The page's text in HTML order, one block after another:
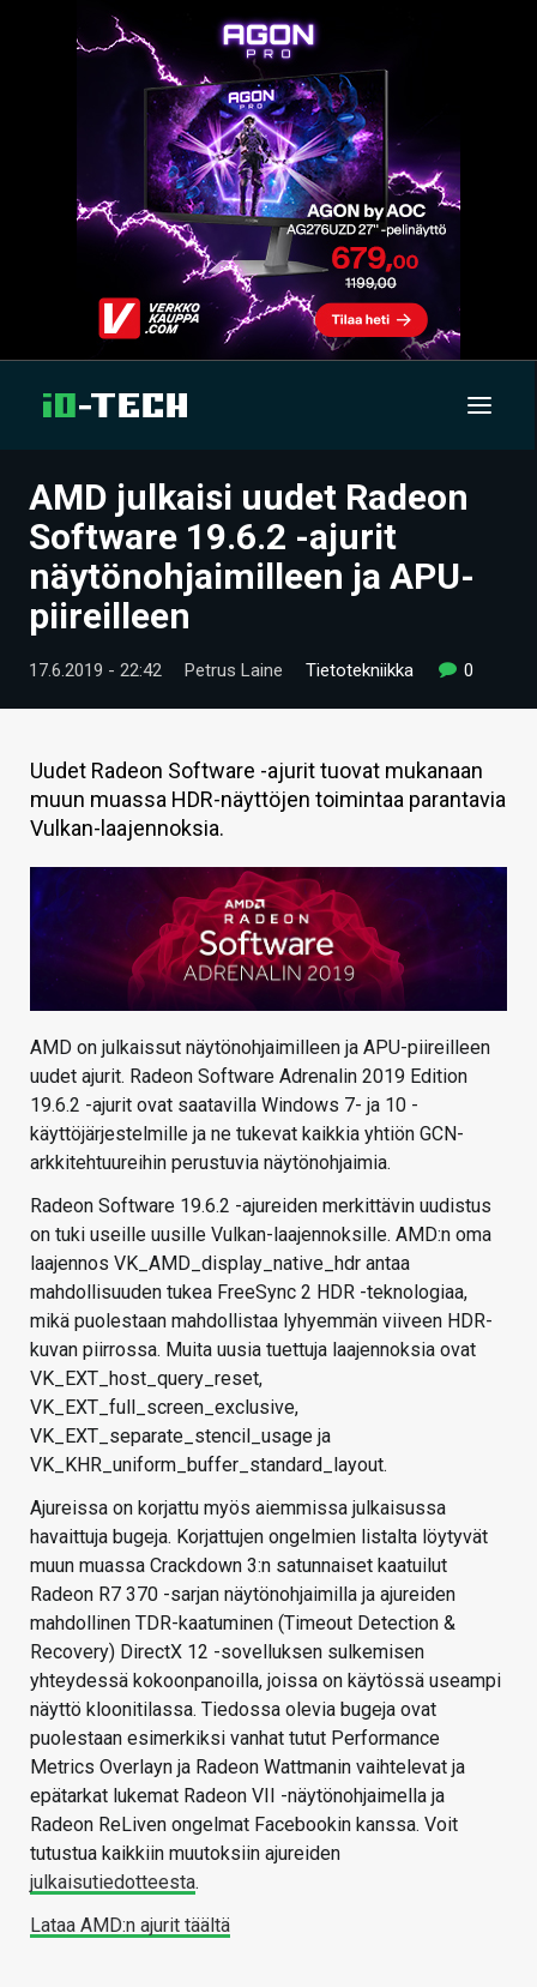
UUTISET
ARTIKKELIT
VIDEOT
TECHBBS
HINTA.FI
KAUPPA
VAIHDA TEEMA
HAKU
AMD julkaisi uudet Radeon
Software 19.6.2 -ajurit
näytönohjaimilleen ja APU-
piireilleen
17.6.2019 - 22:42 Petrus Laine Tietotekniikka 0
Uudet Radeon Software -ajurit tuovat mukanaan
muun muassa HDR-näyttöjen toimintaa parantavia
Vulkan-laajennoksia.
AMD on julkaissut näytönohjaimilleen ja APU-piireilleen
uudet ajurit. Radeon Software Adrenalin 2019 Edition
19.6.2 -ajurit ovat saatavilla Windows 7- ja 10 -
käyttöjärjestelmille ja ne tukevat kaikkia yhtiön GCN-
arkkitehtuureihin perustuvia näytönohjaimia.
Radeon Software 19.6.2 -ajureiden merkittävin uudistus
on tuki useille uusille Vulkan-laajennoksille. AMD:n oma
laajennos VK_AMD_display_native_hdr antaa
mahdollisuuden tukea FreeSync 2 HDR -teknologiaa,
mikä puolestaan mahdollistaa lyhyemmän viiveen HDR-
kuvan piirrossa. Muita uusia tuettuja laajennoksia ovat
VK_EXT_host_query_reset,
VK_EXT_full_screen_exclusive,
VK_EXT_separate_stencil_usage ja
VK_KHR_uniform_buffer_standard_layout.
Ajureissa on korjattu myös aiemmissa julkaisussa
havaittuja bugeja. Korjattujen ongelmien listalta löytyvät
muun muassa Crackdown 3:n satunnaiset kaatuilut
Radeon R7 370 -sarjan näytönohjaimilla ja ajureiden
mahdollinen TDR-kaatuminen (Timeout Detection &
Recovery) DirectX 12 -sovelluksen sulkemisen
yhteydessä kokoonpanoilla, joissa on käytössä useampi
näyttö kloonitilassa. Tiedossa olevia bugeja ovat
puolestaan esimerkiksi vanhat tutut Performance
Metrics Overlayn ja Radeon Wattmanin vaihtelevat ja
epätarkat lukemat Radeon VII -näytönohjaimella ja
Radeon ReLiven ongelmat Facebookin kanssa. Voit
tutustua kaikkiin muutoksiin ajureiden
julkaisutiedotteesta.
Lataa AMD:n ajurit täältä